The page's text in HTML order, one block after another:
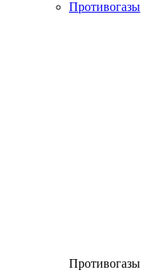
Противогазы
Противогазы